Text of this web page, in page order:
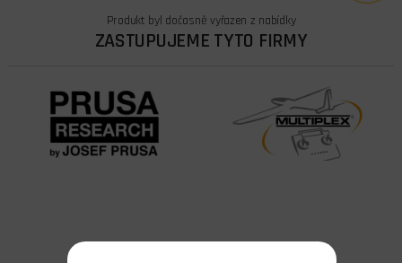
Produkt byl dočasně vyřazen z nabídky
ZASTUPUJEME TYTO FIRMY